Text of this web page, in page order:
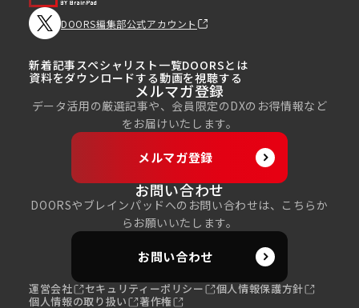
DOORS編集部公式アカウント
新着記事スペシャリスト一覧DOORSとは
資料をダウンロードする動画を視聴する
メルマガ登録
データ活用の厳選記事や、会員限定のDXのお得情報など
をお届けいたします。
メルマガ登録
お問い合わせ
DOORSやブレインパッドへのお問い合わせは、こちらか
らお願いいたします。
お問い合わせ
運営会社 セキュリティーポリシー
個人情報保護方針
個人情報の取り扱い
著作権